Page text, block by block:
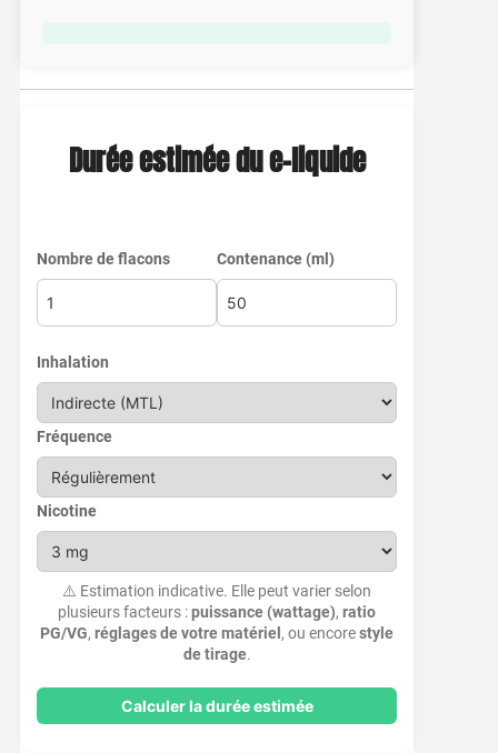
Durée estimée du e-liquide
Nombre de flacons Contenance (ml)
Inhalation
Fréquence
Nicotine
⚠️ Estimation indicative. Elle peut varier selon
plusieurs facteurs :puissance (wattage),ratio
PG/VG,réglages de votre matériel , ou encorestyle
de tirage.
Calculer la durée estimée